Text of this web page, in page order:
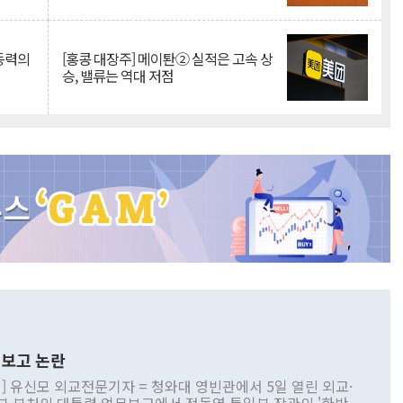
의 [홍콩 대장주] 메이퇀② 실적은 고속 상
승, 밸류는 역대 저점
고 논란
유신모 외교전문기자 = 청와대 영빈관에서 5일 열린 외교·